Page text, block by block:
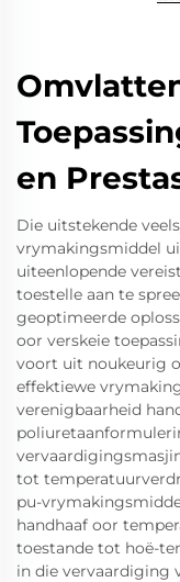
en
Die uitstekende
vrymakingsmiddel
uiteenlopende
toestelle aan te
geoptimeerde
oor verskeie
voort uit noukeurig
effektiewe
verenigbaarheid
tot
pu-
handhaaf oor
toestande tot hoë-
in die vervaardiging